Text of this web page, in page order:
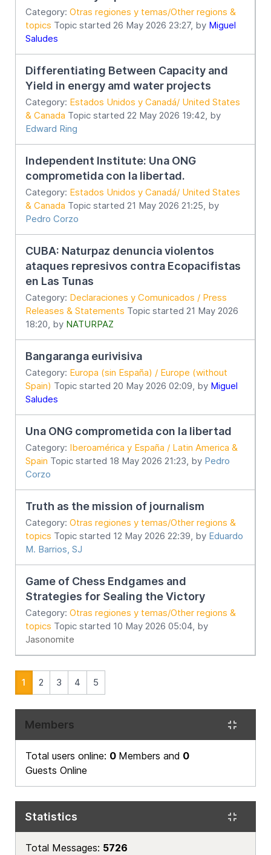
Category: Otras regiones y temas/Other regions &
topics Topic started 26 May 2026 23:27, by Miguel
Saludes
Differentiating Between Capacity and
Yield in energy amd water projects
Category: Estados Unidos y Canadá/ United States
& Canada Topic started 22 May 2026 19:42, by
Edward Ring
Independent Institute: Una ONG
comprometida con la libertad.
Category: Estados Unidos y Canadá/ United States
& Canada Topic started 21 May 2026 21:25, by
Pedro Corzo
CUBA: Naturpaz denuncia violentos
ataques represivos contra Ecopacifistas
en Las Tunas
Category: Declaraciones y Comunicados / Press
Releases & Statements Topic started 21 May 2026
18:20, by NATURPAZ
Bangaranga eurivisiva
Category: Europa (sin España) / Europe (without
Spain) Topic started 20 May 2026 02:09, by Miguel
Saludes
Una ONG comprometida con la libertad
Category: Iberoamérica y España / Latin America &
Spain Topic started 18 May 2026 21:23, by Pedro
Corzo
Truth as the mission of journalism
Category: Otras regiones y temas/Other regions &
topics Topic started 12 May 2026 22:39, by Eduardo
M. Barrios, SJ
Game of Chess Endgames and
Strategies for Sealing the Victory
Category: Otras regiones y temas/Other regions &
topics Topic started 10 May 2026 05:04, by
Jasonomite
1 2 3 4 5
Members
Total users online: 0 Members and 0
Guests Online
Statistics
Total Messages: 5726